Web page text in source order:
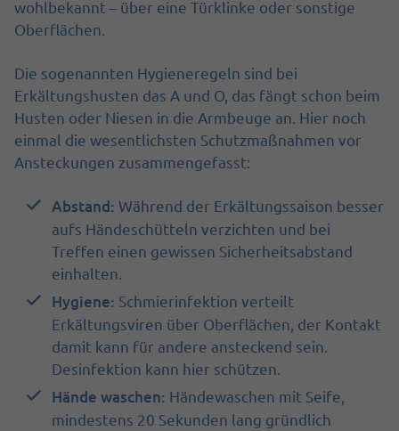
wohlbekannt – über eine Türklinke oder sonstige
Oberflächen.
Die sogenannten Hygieneregeln sind bei
Erkältungshusten das A und O, das fängt schon beim
Husten oder Niesen in die Armbeuge an. Hier noch
einmal die wesentlichsten Schutzmaßnahmen vor
Ansteckungen zusammengefasst:
Abstand: Während der Erkältungssaison besser
aufs Händeschütteln verzichten und bei
Treffen einen gewissen Sicherheitsabstand
einhalten.
Hygiene: Schmierinfektion verteilt
Erkältungsviren über Oberflächen, der Kontakt
damit kann für andere ansteckend sein.
Desinfektion kann hier schützen.
Hände waschen: Händewaschen mit Seife,
mindestens 20 Sekunden lang gründlich